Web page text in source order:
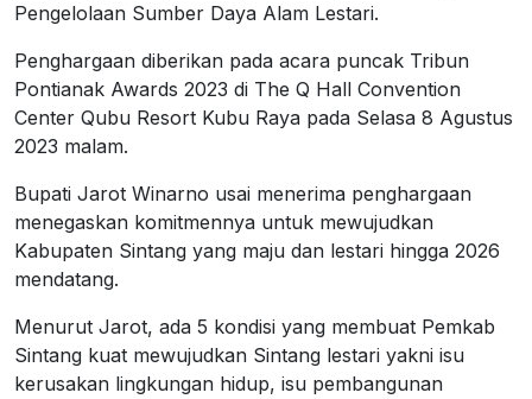
Pengelolaan Sumber Daya Alam Lestari.
Penghargaan diberikan pada acara puncak Tribun
Pontianak Awards 2023 di The Q Hall Convention
Center Qubu Resort Kubu Raya pada Selasa 8 Agustus
2023 malam.
Bupati Jarot Winarno usai menerima penghargaan
menegaskan komitmennya untuk mewujudkan
Kabupaten Sintang yang maju dan lestari hingga 2026
mendatang.
Menurut Jarot, ada 5 kondisi yang membuat Pemkab
Sintang kuat mewujudkan Sintang lestari yakni isu
kerusakan lingkungan hidup, isu pembangunan